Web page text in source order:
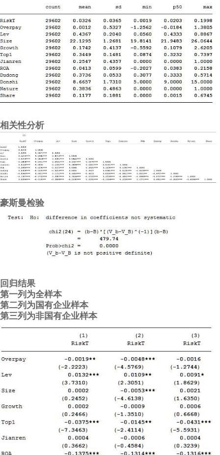
相关性分析
豪斯曼检验
回归结果
第一列为全样本
第二列为国有企业样本
第三列为非国有企业样本